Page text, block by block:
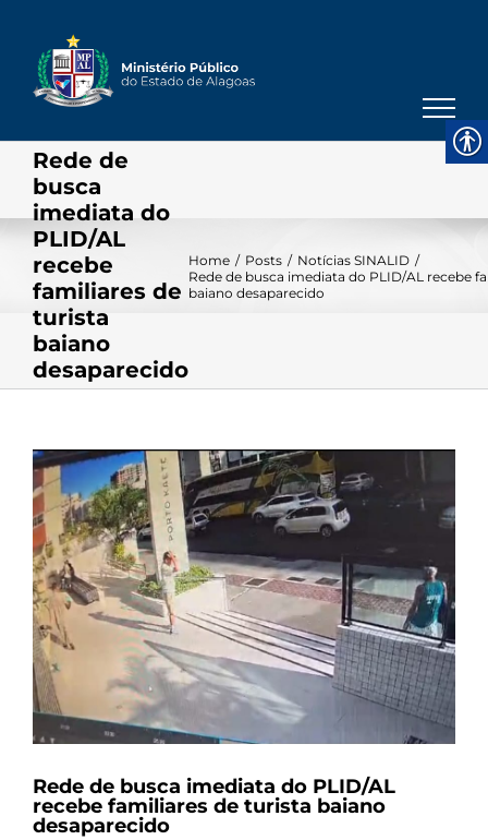
content
Rede de
busca
imediata do
PLID/AL
recebe
familiares de
turista
baiano
desaparecido
Home / Posts / Notícias SINALID /
Rede de busca imediata do PLID/AL recebe
baiano desaparecido
View
Larger
Image
Rede de busca imediata do PLID/AL
recebe familiares de turista baiano
desaparecido